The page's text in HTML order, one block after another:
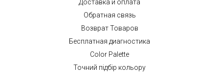
Доставка и оплата
Обратная связь
Возврат Товаров
Бесплатная диагностика
Color Palette
Точний підбір кольору